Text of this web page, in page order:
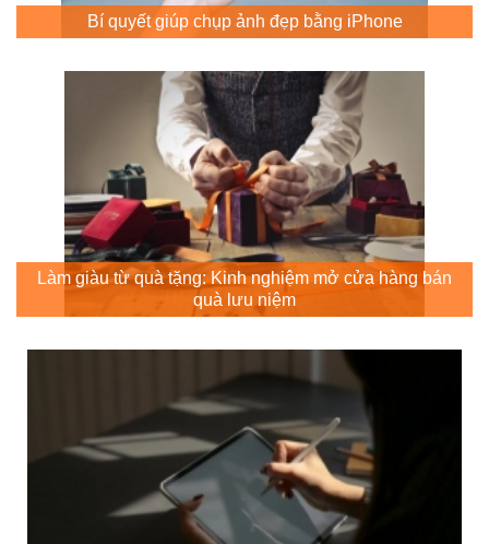
Bí quyết giúp chụp ảnh đẹp bằng iPhone
Làm giàu từ quà tặng: Kinh nghiệm mở cửa hàng bán
quà lưu niệm